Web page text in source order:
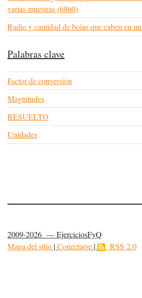
varias muestras (6860)
Radio y cantidad de bolas que caben en
Palabras clave
Factor de conversión
Magnitudes
RESUELTO
Unidades
2009-2026 — EjerciciosFyQ
Mapa del sitio |Conectarse | RSS 2.0